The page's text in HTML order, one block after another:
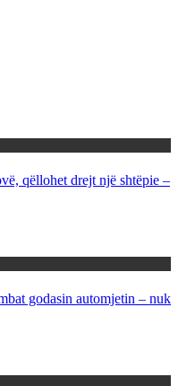
qëllohet drejt një shtëpie –
godasin automjetin – nuk